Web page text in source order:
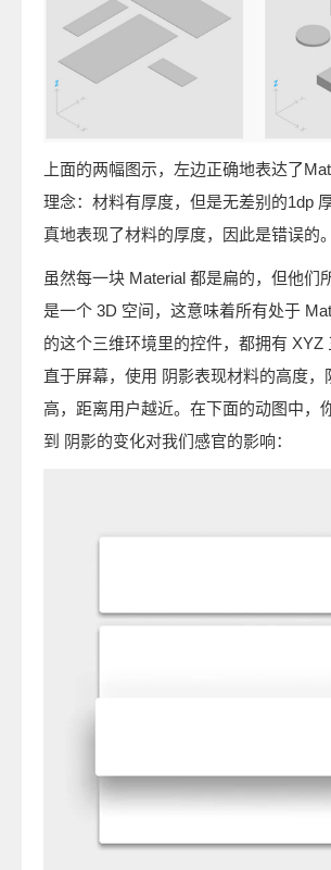
上面的两幅图示，左边正确地表达了
理念：材料有厚度，但是无差别的1dp
真地表现了材料的厚度，因此是错误的。
虽然每一块 Material 都是扁的，但他们
是一个 3D 空间，这意味着所有处于
的这个三维环境里的控件，都拥有 XYZ
直于屏幕，使用 阴影表现材料的高度，
高，距离用户越近。在下面的动图中，
到 阴影的变化对我们感官的影响：